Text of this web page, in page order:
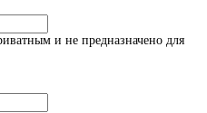
и не предназначено для